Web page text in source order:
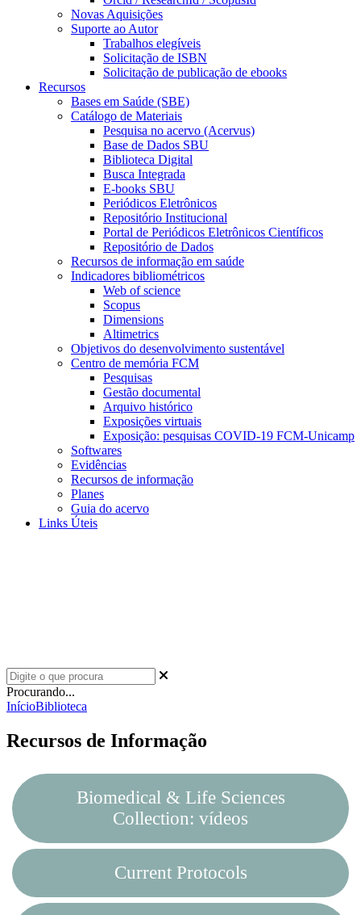
Novas Aquisições
Suporte ao Autor
Trabalhos elegíveis
Solicitação de ISBN
Solicitação de publicação de ebooks
Recursos
Bases em Saúde (SBE)
Catálogo de Materiais
Pesquisa no acervo (Acervus)
Base de Dados SBU
Biblioteca Digital
Busca Integrada
E-books SBU
Periódicos Eletrônicos
Repositório Institucional
Portal de Periódicos Eletrônicos Científicos
Repositório de Dados
Recursos de informação em saúde
Indicadores bibliométricos
Web of science
Scopus
Dimensions
Altimetrics
Objetivos do desenvolvimento sustentável
Centro de memória FCM
Pesquisas
Gestão documental
Arquivo histórico
Exposições virtuais
Exposição: pesquisas COVID-19 FCM-Unicamp
Softwares
Evidências
Recursos de informação
Planes
Guia do acervo
Links Úteis
Procurando...
InícioBiblioteca
Recursos de Informação
Biomedical & Life Sciences
Collection: vídeos
Current Protocols